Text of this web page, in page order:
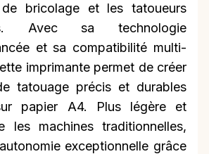
bricolage et les tatoueurs
Avec sa technologie
et sa compatibilité multi-
imprimante permet de créer
tatouage précis et durables
papier A4. Plus légère et
les machines traditionnelles,
exceptionnelle grâce